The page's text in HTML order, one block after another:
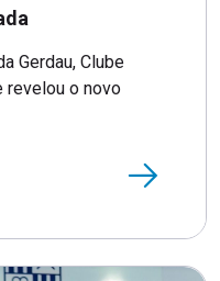
Gerdau, Clube
revelou o novo